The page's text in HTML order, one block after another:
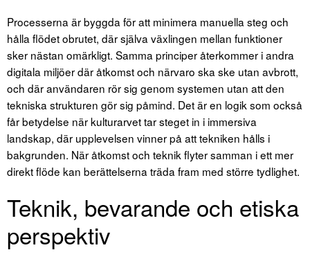
Processerna är byggda för att minimera manuella steg och
hålla flödet obrutet, där själva växlingen mellan funktioner
sker nästan omärkligt. Samma principer återkommer i andra
digitala miljöer där åtkomst och närvaro ska ske utan avbrott,
och där användaren rör sig genom systemen utan att den
tekniska strukturen gör sig påmind. Det är en logik som också
får betydelse när kulturarvet tar steget in i immersiva
landskap, där upplevelsen vinner på att tekniken hålls i
bakgrunden. När åtkomst och teknik flyter samman i ett mer
direkt flöde kan berättelserna träda fram med större tydlighet.
Teknik, bevarande och etiska
perspektiv